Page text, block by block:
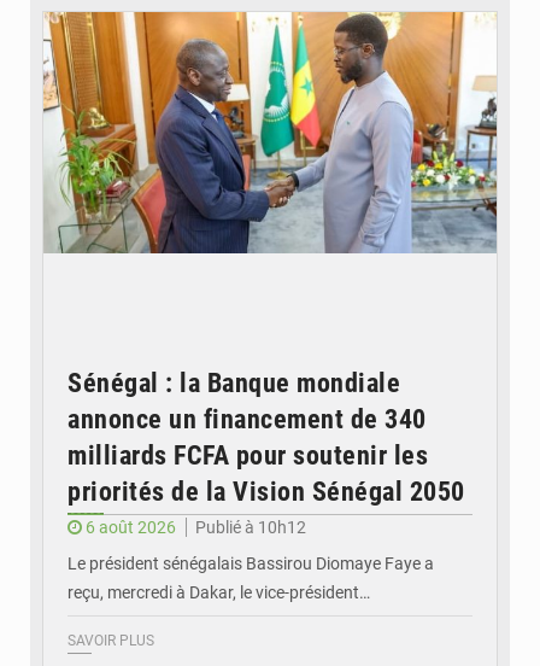
Sénégal : la Banque mondiale
annonce un financement de 340
milliards FCFA pour soutenir les
priorités de la Vision Sénégal 2050
6 août 2026
Publié à 10h12
Le président sénégalais Bassirou Diomaye Faye a
reçu, mercredi à Dakar, le vice-président…
SAVOIR PLUS